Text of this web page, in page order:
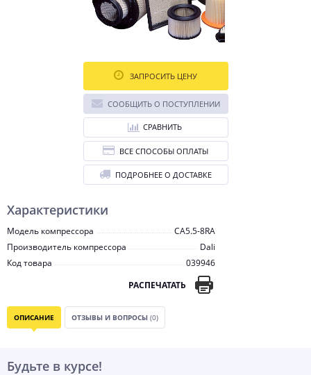
Характеристики
Модель компрессора
CA5.5-8RA
Производитель компрессора
Dali
Код товара
039946
РАСПЕЧАТАТЬ
ЗАПРОСИТЬ ЦЕНУ
СООБЩИТЬ О ПОСТУПЛЕНИИ
СРАВНИТЬ
ВСЕ СПОСОБЫ ОПЛАТЫ
ПОДРОБНЕЕ О ДОСТАВКЕ
ОПИСАНИЕ ОТЗЫВЫ И ВОПРОСЫ (0)
Будьте в курсе!